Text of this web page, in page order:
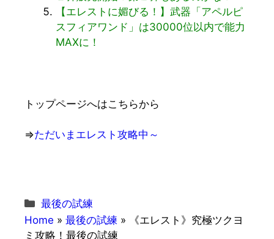
【エレストに媚びる！】武器「アペルピ
スフィアワンド」は30000位以内で能力
MAXに！
トップページへはこちらから
⇒ただいまエレスト攻略中～
カ
テ
ゴ
最後の試練
Home » 最後の試練 »
《エレスト》究極ツクヨ
ミ攻略！最後の試練